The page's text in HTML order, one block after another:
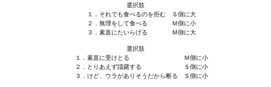
選択肢
１．それでも食べるのを拒む Ｓ側に大
２．無理をして食べる Ｍ側に小
３．素直にたいらげる Ｍ側に大
選択肢
１．素直に受けとる Ｍ側に小
２．とりあえず躊躇する Ｓ側に小
３．けど、ウラがありそうだから断る Ｓ側に小